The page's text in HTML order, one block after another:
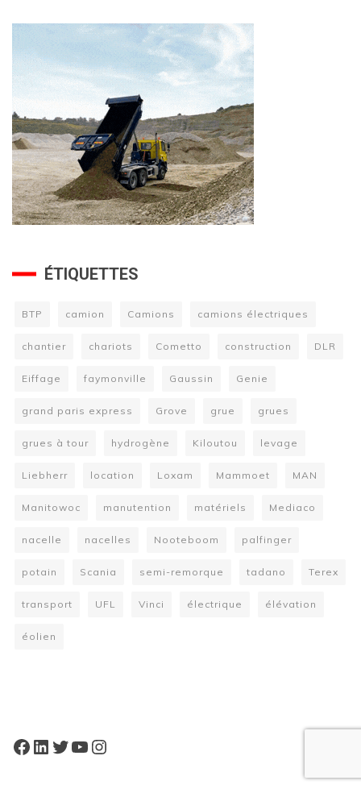
ÉTIQUETTES
BTP camion Camions camions électriques
chantier chariots Cometto construction DLR
Eiffage faymonville Gaussin Genie
grand paris express Grove grue grues
grues à tour hydrogène Kiloutou levage
Liebherr location Loxam Mammoet MAN
Manitowoc manutention matériels Mediaco
nacelle nacelles Nooteboom palfinger
potain Scania semi-remorque tadano Terex
transport UFL Vinci électrique élévation
éolien
Facebook
LinkedIn
Twitter
YouTube
Instagram